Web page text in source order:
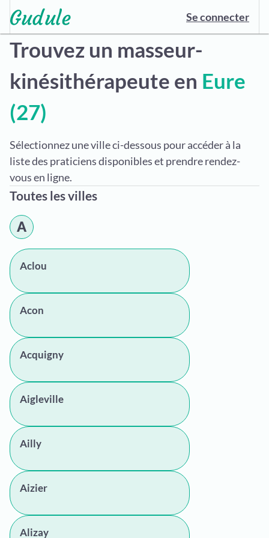
Se connecter
Trouvez un masseur-
kinésithérapeute en Eure
(27)
Sélectionnez une ville ci-dessous pour accéder à la
liste des praticiens disponibles et prendre rendez-
vous en ligne.
Toutes les villes
A
Aclou
Acon
Acquigny
Aigleville
Ailly
Aizier
Alizay